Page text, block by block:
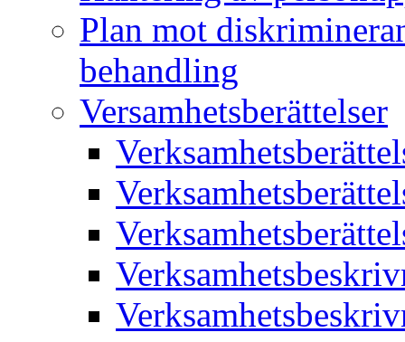
Plan mot
behandling
Versamhetsberättelser